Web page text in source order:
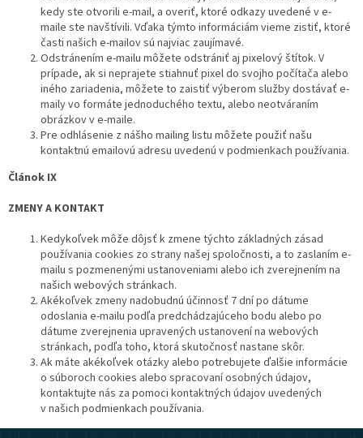
kedy ste otvorili e-mail, a overiť, ktoré odkazy uvedené v e-
maile ste navštívili. Vďaka týmto informáciám vieme zistiť, ktoré
časti našich e-mailov sú najviac zaujímavé.
Odstránením e-mailu môžete odstrániť aj pixelový štítok. V
prípade, ak si neprajete stiahnuť pixel do svojho počítača alebo
iného zariadenia, môžete to zaistiť výberom služby dostávať e-
maily vo formáte jednoduchého textu, alebo neotváraním
obrázkov v e-maile.
Pre odhlásenie z nášho mailing listu môžete použiť našu
kontaktnú emailovú adresu uvedenú v podmienkach používania.
Článok IX
ZMENY A KONTAKT
Kedykoľvek môže dôjsť k zmene týchto základných zásad
používania cookies zo strany našej spoločnosti, a to zaslaním e-
mailu s pozmenenými ustanoveniami alebo ich zverejnením na
našich webových stránkach.
Akékoľvek zmeny nadobudnú účinnosť 7 dní po dátume
odoslania e-mailu podľa predchádzajúceho bodu alebo po
dátume zverejnenia upravených ustanovení na webových
stránkach, podľa toho, ktorá skutočnosť nastane skôr.
Ak máte akékoľvek otázky alebo potrebujete ďalšie informácie
o súboroch cookies alebo spracovaní osobných údajov,
kontaktujte nás za pomoci kontaktných údajov uvedených
v našich podmienkach používania.